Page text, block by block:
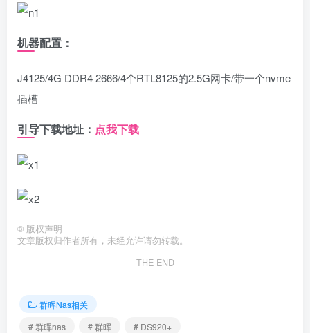
机器配置：
J4125/4G DDR4 2666/4个RTL8125的2.5G网卡/带一个nvme
插槽
引导下载地址： 点我下载
© 版权声明
文章版权归作者所有，未经允许请勿转载。
THE END
群晖Nas相关
# 群晖nas
# 群晖 # DS920+